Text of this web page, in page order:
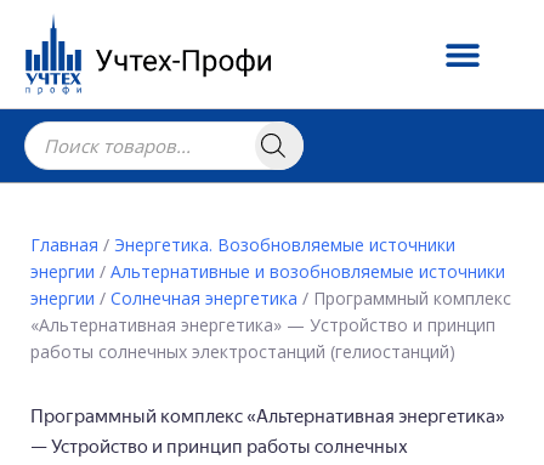
Главная / Энергетика. Возобновляемые источники
энергии / Альтернативные и возобновляемые источники
энергии / Солнечная энергетика / Программный комплекс
«Альтернативная энергетика» — Устройство и принцип
работы солнечных электростанций (гелиостанций)
Программный комплекс «Альтернативная энергетика»
— Устройство и принцип работы солнечных